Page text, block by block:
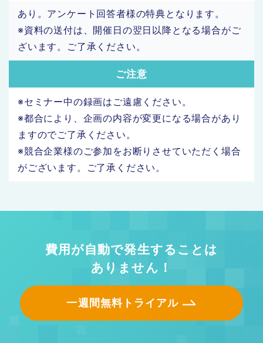
あり。アンケート回答者様の特典となります。
※資料の送付は、開催日の翌日以降となる場合がご
ざいます。ご了承ください。
ご注意
※セミナー中の録画はご遠慮ください。
※都合により、企画の内容が変更になる場合があり
ますのでご了承ください。
※競合企業様のご参加をお断りさせていただく場合
がございます。ご了承ください。
費用が自動で発生することは
ありません！
一週間無料トライアル